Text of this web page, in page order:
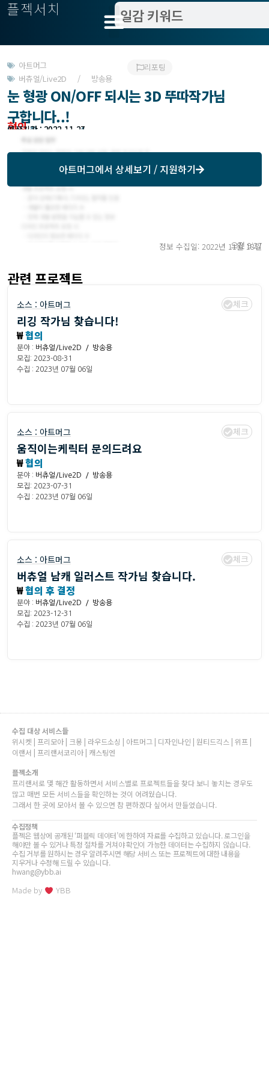
플젝서치
아트머그
버츄얼/Live2D / 방송용
리포팅
눈 형광 ON/OFF 되시는 3D 뚜따작가님
구합니다..!
협의
모집기한 : 2022-11-24
예상기간 : 2022-11-27
아트머그에서 상세보기 / 지원하기
정보 수집일: 2022년 11월 18일
오전 9:27
관련 프로젝트
소스 : 아트머그 체크
리깅 작가님 찾습니다!
₩협의
분야 : 버츄얼/Live2D / 방송용
모집: 2023-08-31
수집 : 2023년 07월 06일
소스 : 아트머그 체크
움직이는케릭터 문의드려요
₩협의
분야 : 버츄얼/Live2D / 방송용
모집: 2023-07-31
수집 : 2023년 07월 06일
소스 : 아트머그 체크
버츄얼 남캐 일러스트 작가님 찾습니다.
₩협의 후 결정
분야 : 버츄얼/Live2D / 방송용
모집: 2023-12-31
수집 : 2023년 07월 06일
수집 대상 서비스들
위시켓 | 프리모아 | 크몽 | 라우드소싱 | 아트머그 | 디자인나인 | 원티드긱스 | 위프 |
이랜서 | 프리랜서코리아 | 캐스팅엔
플젝소개
프리랜서로 몇 해간 활동하면서 서비스별로 프로젝트들을 찾다 보니 놓치는 경우도
많고 매번 모든 서비스들을 확인하는 것이 어려웠습니다.
그래서 한 곳에 모아서 볼 수 있으면 참 편하겠다 싶어서 만들었습니다.
수집정책
플젝은 웹상에 공개된 ‘퍼블릭 데이터’에 한하여 자료를 수집하고 있습니다. 로그인을
해야만 볼 수 있거나 특정 절차를 거쳐야 확인이 가능한 데이터는 수집하지 않습니다.
수집 거부를 원하시는 경우 알려주시면 해당 서비스 또는 프로젝트에 대한 내용을
지우거나 수정해 드릴 수 있습니다.
hwang@ybb.ai
Made by YBB